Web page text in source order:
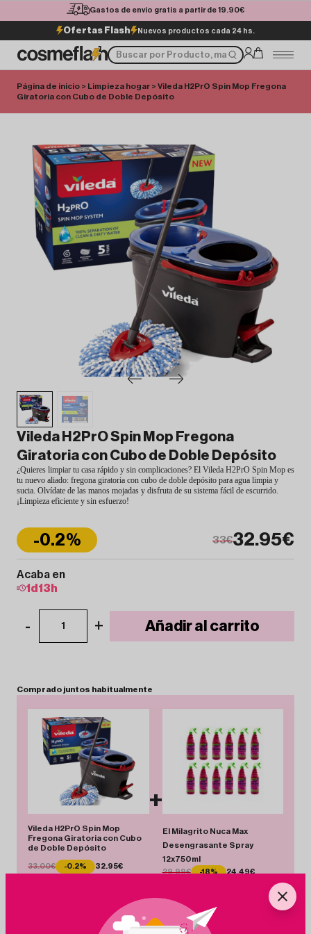
Gastos de envío gratis a partir de 19.90€
Ofertas Flash Nuevos productos cada 24 hs.
Página de inicio > Limpieza hogar > Vileda H2PrO Spin Mop Fregona
Giratoria con Cubo de Doble Depósito
Vileda H2PrO Spin Mop Fregona
Giratoria con Cubo de Doble Depósito
¿Quieres limpiar tu casa rápido y sin complicaciones? El Vileda H2PrO Spin Mop es
tu nuevo aliado: fregona giratoria con cubo de doble depósito para agua limpia y
sucia. Olvídate de las manos mojadas y disfruta de su sistema fácil de escurrido.
¡Limpieza eficiente y sin esfuerzo!
32.95€
-0.2% 33€
Acaba en
1 d 13 h
- 1 + Añadir al carrito
Comprado juntos habitualmente
Vileda H2PrO Spin Mop
Fregona Giratoria con Cubo
de Doble Depósito
33.00€ -0.2% 32.95€
+
El Milagrito Nuca Max
Desengrasante Spray
12x750ml
29.99€ -18% 24.49€
Total 57.44 € Añadir Pack